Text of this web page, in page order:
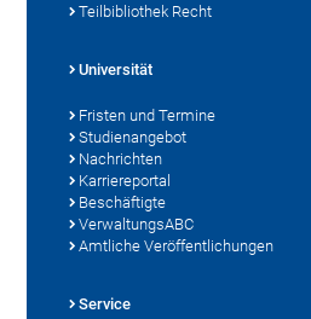
Teilbibliothek Recht
Universität
Fristen und Termine
Studienangebot
Nachrichten
Karriereportal
Beschäftigte
VerwaltungsABC
Amtliche Veröffentlichungen
Service